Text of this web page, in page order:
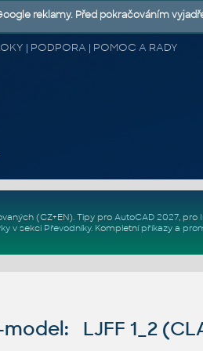
| PODPORA | POMOC A RADY
(CZ+EN). Tipy pro AutoCAD 2027, pro
v sekci Převodníky. Kompletní příkazya
LJFF 1_2
reklamy. Před pokračováním